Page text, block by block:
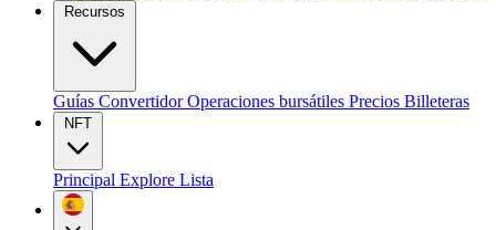
Recursos
Guías ConvertidorOperaciones bursátiles Precios Billeteras
NFT
Principal Explore Lista